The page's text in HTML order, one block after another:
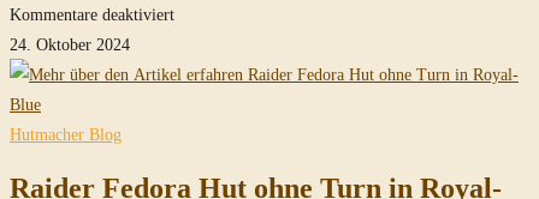
Kommentare deaktiviertfür
Fedora
Blue
24. Oktober 2024
Hutmacher Blog
Raider Fedora Hut ohne Turn in Royal-